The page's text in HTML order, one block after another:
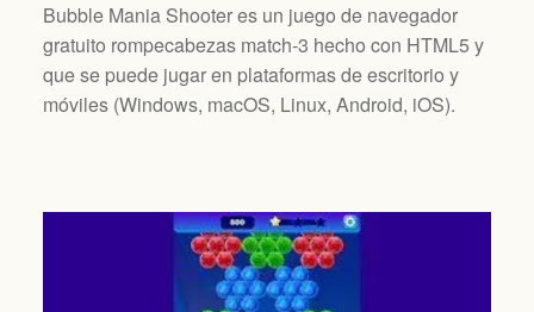
Bubble Mania Shooter es un juego de navegador
gratuito rompecabezas match-3 hecho con HTML5 y
que se puede jugar en plataformas de escritorio y
móviles (Windows, macOS, Linux, Android, iOS).